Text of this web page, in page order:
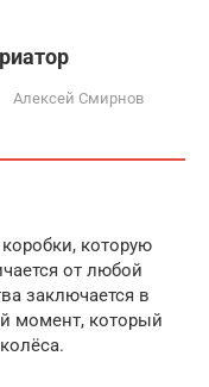
Алексей Смирнов
которую
от любой
заключается в
момент, который